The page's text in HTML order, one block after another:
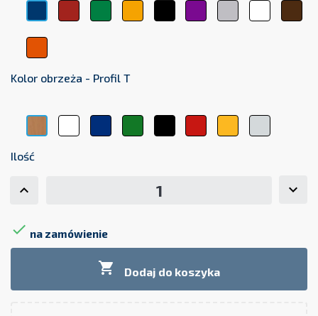
CzerwonyZielonyŻółty Czarny FioletowySrebrnyBiały
Pomarańczowy
Kolor obrzeża - Profil T
Biały NiebieskiZielony Czarny Czerwony
Żółty Szary
Ilość
 na zamówienie
 Dodaj do koszyka